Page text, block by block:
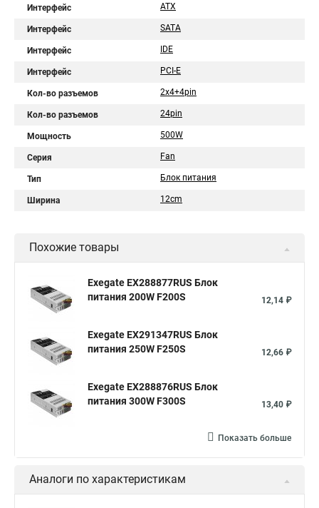
Интерфейс ATX
Интерфейс SATA
Интерфейс IDE
Интерфейс PCI-E
Кол-во разъемов 2x4+4pin
Кол-во разъемов 24pin
Мощность 500W
Серия Fan
Тип Блок питания
Ширина 12cm
Похожие товары
Exegate EX288877RUS Блок
питания 200W F200S
12,14 ₽
Exegate EX291347RUS Блок
питания 250W F250S
12,66 ₽
Exegate EX288876RUS Блок
питания 300W F300S
13,40 ₽
Показать больше
Аналоги по характеристикам